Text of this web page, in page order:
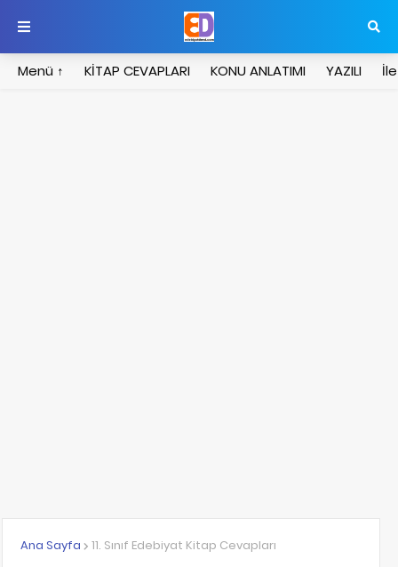
Menü ↑ KİTAP CEVAPLARI KONU ANLATIMI YAZILI
Ana Sayfa 11. Sınıf Edebiyat Kitap Cevapları